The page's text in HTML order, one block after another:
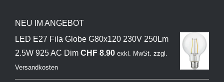
NEU IM ANGEBOT
LED E27 Fila Globe G80x120 230V 250Lm
2.5W 925 AC Dim CHF8.90 exkl. MwSt. zzgl.
Versandkosten